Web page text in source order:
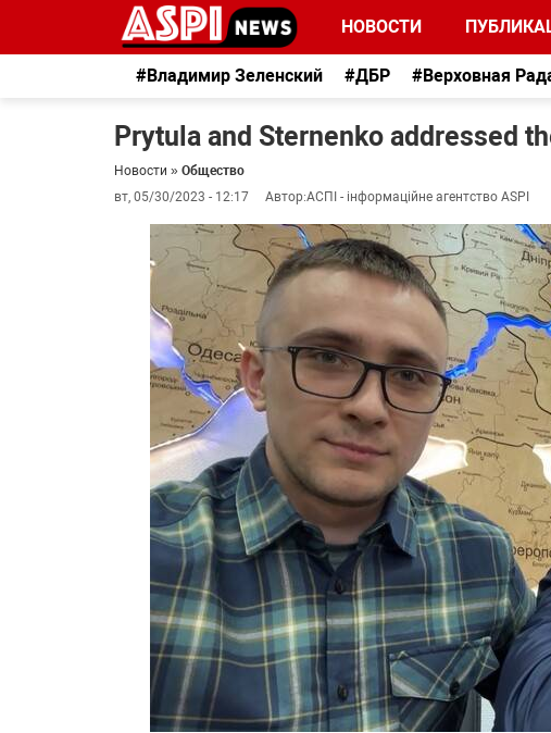
НОВОСТИ
#Владимир Зеленский #ДБР #Верховная
Prytula and Sternenko addressed
Новости » Общество
вт, 05/30/2023 - 12:17
Автор:АСПІ - інформаційне агентство ASPI